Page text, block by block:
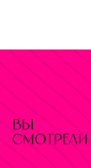
вы
смотрели